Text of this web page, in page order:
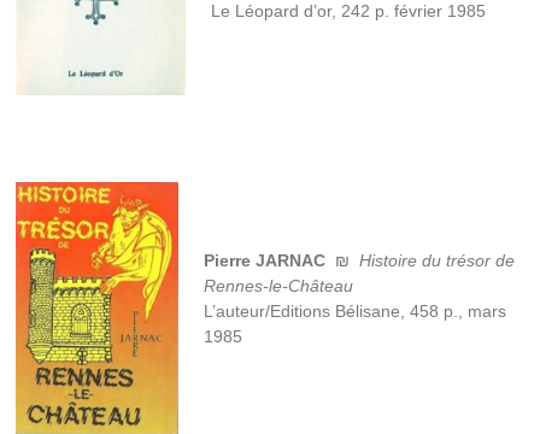
Le Léopard d’or, 242 p. février 1985
Pierre JARNAC ₪Histoire du trésor de
Rennes-le-Château
L’auteur/Editions Bélisane, 458 p., mars
1985